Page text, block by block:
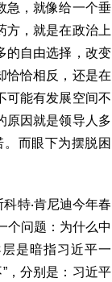
急，就像给一个垂
方，就是在政治上
的自由选择，改变
恰恰相反，还是在
可能有发展空间不
原因就是领导人多
而眼下为摆脱困
特‧肯尼迪今年春
个问题：为什么中
是暗指习近平一
，分别是：习近平